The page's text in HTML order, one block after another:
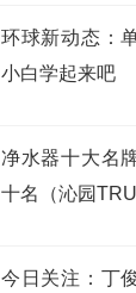
环球新动态：
小白学起来吧
净水器十大名
十名（沁园
今日关注：丁